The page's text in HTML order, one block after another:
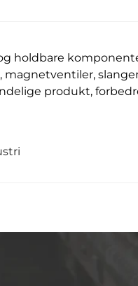
holdbare
magnetventiler,
produkt,